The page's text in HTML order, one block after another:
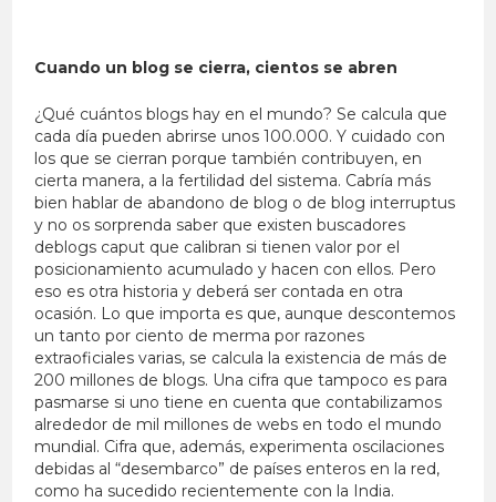
Cuando un blog se cierra, cientos se abren
¿Qué cuántos blogs hay en el mundo? Se calcula que
cada día pueden abrirse unos 100.000. Y cuidado con
los que se cierran porque también contribuyen, en
cierta manera, a la fertilidad del sistema. Cabría más
bien hablar de abandono de blog o de blog interruptus
y no os sorprenda saber que existen buscadores
deblogs caput que calibran si tienen valor por el
posicionamiento acumulado y hacen con ellos. Pero
eso es otra historia y deberá ser contada en otra
ocasión. Lo que importa es que, aunque descontemos
un tanto por ciento de merma por razones
extraoficiales varias, se calcula la existencia de más de
200 millones de blogs. Una cifra que tampoco es para
pasmarse si uno tiene en cuenta que contabilizamos
alrededor de mil millones de webs en todo el mundo
mundial. Cifra que, además, experimenta oscilaciones
debidas al “desembarco” de países enteros en la red,
como ha sucedido recientemente con la India.